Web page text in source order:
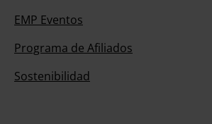
EMP Eventos
Programa de Afiliados
Sostenibilidad